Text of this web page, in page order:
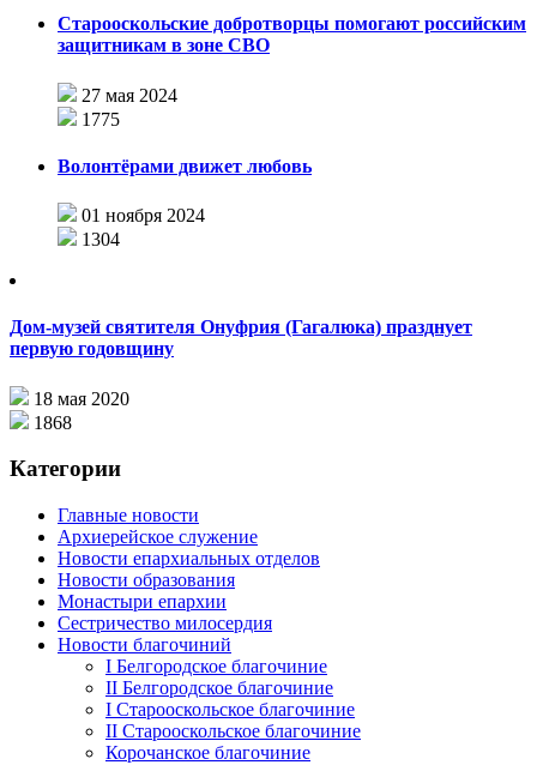
Старооскольские добротворцы помогают российским
защитникам в зоне СВО
27 мая 2024
1775
Волонтёрами движет любовь
01 ноября 2024
1304
Дом-музей святителя Онуфрия (Гагалюка) празднует
первую годовщину
18 мая 2020
1868
Категории
Главные новости
Архиерейское служение
Новости епархиальных отделов
Новости образования
Монастыри епархии
Сестричество милосердия
Новости благочиний
I Белгородское благочиние
II Белгородское благочиние
I Старооскольское благочиние
II Старооскольское благочиние
Корочанское благочиние